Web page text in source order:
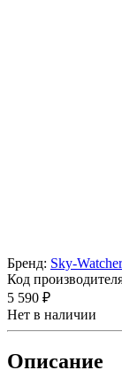
Бренд: Sky-Watcher
Код
5 590 ₽
Нет в наличии
Описание